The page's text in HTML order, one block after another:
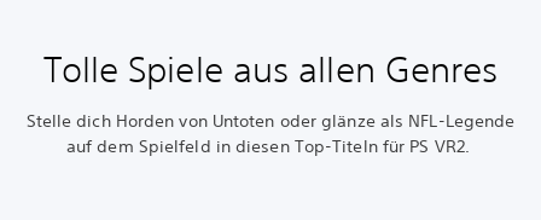
Tolle Spiele aus allen Genres
Stelle dich Horden von Untoten oder glänze als NFL-Legende
auf dem Spielfeld in diesen Top-Titeln für PS VR2.